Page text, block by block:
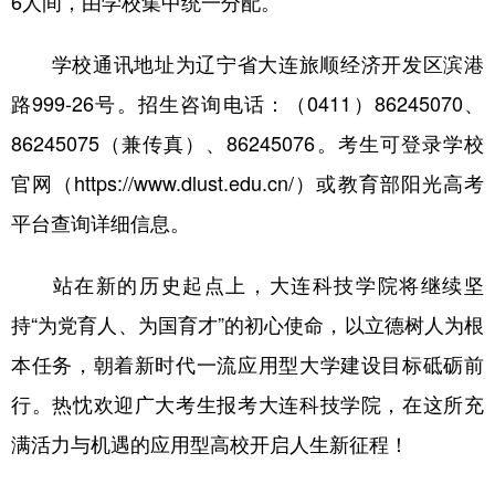
学校通讯地址为辽宁省大连旅顺经济开发区滨港
路999-26号。招生咨询电话：（0411）86245070、
86245075（兼传真）、86245076。考生可登录学校
官网（https://www.dlust.edu.cn/）或教育部阳光高考
平台查询详细信息。
站在新的历史起点上，大连科技学院将继续坚
持“为党育人、为国育才”的初心使命，以立德树人为根
本任务，朝着新时代一流应用型大学建设目标砥砺前
行。热忱欢迎广大考生报考大连科技学院，在这所充
满活力与机遇的应用型高校开启人生新征程！